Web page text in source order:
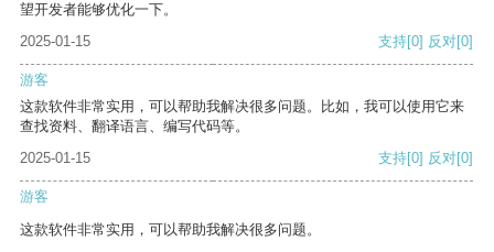
望开发者能够优化一下。
2025-01-15
支持[0] 反对[0]
游客
这款软件非常实用，可以帮助我解决很多问题。比如，我可以使用它来
查找资料、翻译语言、编写代码等。
2025-01-15
支持[0] 反对[0]
游客
这款软件非常实用，可以帮助我解决很多问题。